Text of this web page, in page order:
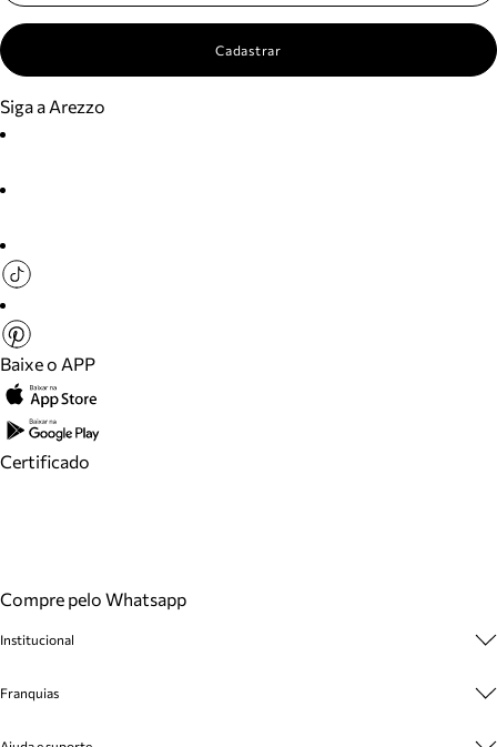
Cadastrar
Siga a Arezzo
Baixe o APP
Certificado
Compre pelo Whatsapp
Institucional
Cashback
Franquias